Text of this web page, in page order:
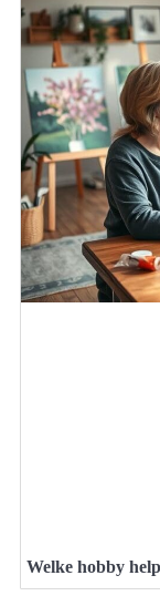
Welke hobby